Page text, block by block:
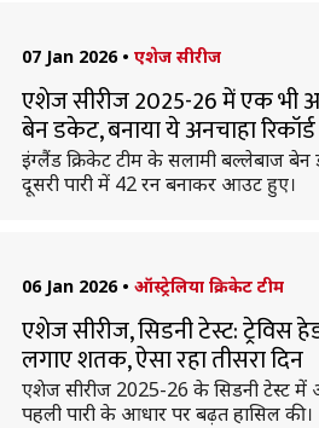
07 Jan 2026 • एशेज सीरीज
एशेज सीरीज 2025-26 में एक भी
बेन डकेट, बनाया ये अनचाहा रिकॉर्ड
इंग्लैंड क्रिकेट टीम के सलामी बल्लेबाज
दूसरी पारी में 42 रन बनाकर आउट हुए।
06 Jan 2026 • ऑस्ट्रेलिया क्रिकेट टीम
एशेज सीरीज, सिडनी टेस्ट: ट्रेविस
लगाए शतक, ऐसा रहा तीसरा दिन
एशेज सीरीज 2025-26 के सिडनी टेस्ट में
पहली पारी के आधार पर बढ़त हासिल की।